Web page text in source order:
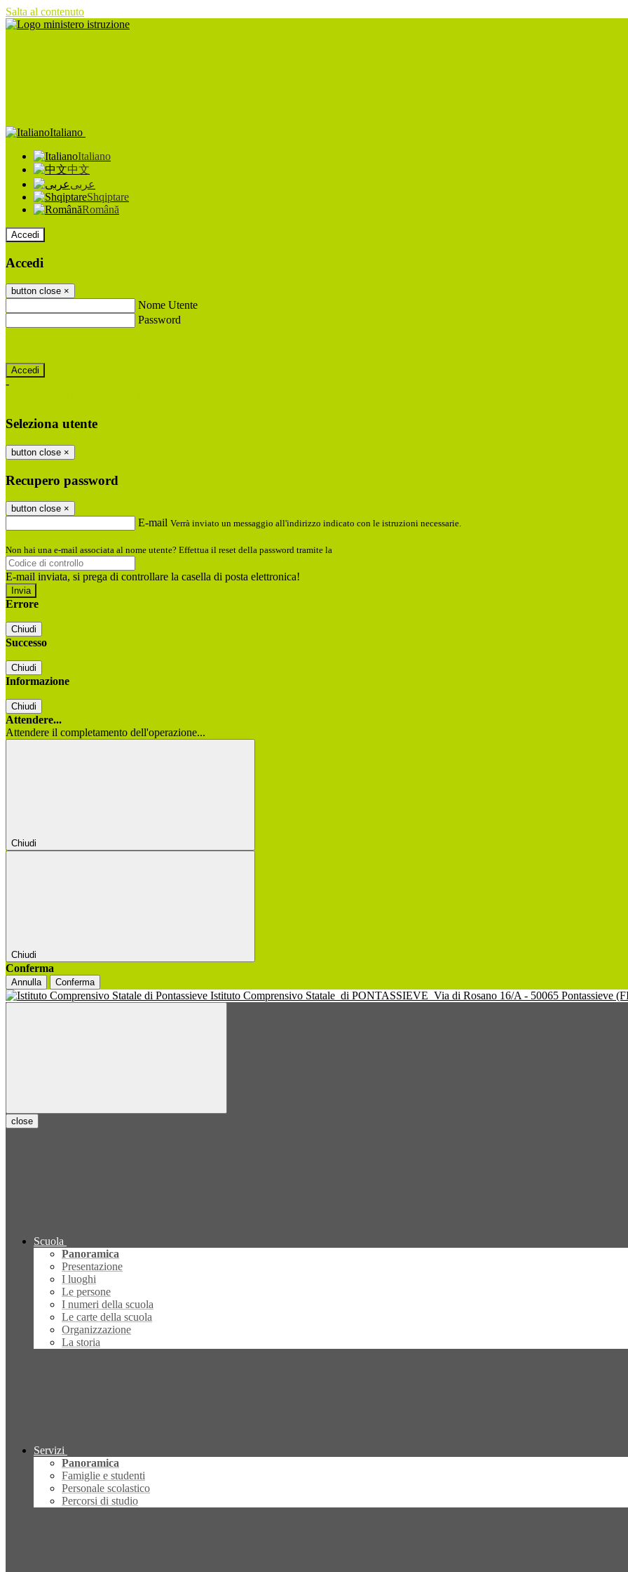
Salta al contenuto
Italiano
Italiano
中文
عربى
Shqiptare
Română
Accedi
Accedi
button close ×
Nome Utente
Password
-
Seleziona utente
button close ×
Recupero password
button close ×
E-mail Verrà inviato un messaggio all'indirizzo indicato con le istruzioni necessarie.
Non hai una e-mail associata al nome utente? Effettua il reset della password tramite la
E-mail inviata, si prega di controllare la casella di posta elettronica!
Errore
Chiudi
Successo
Chiudi
Informazione
Chiudi
Attendere...
Attendere il completamento dell'operazione...
Chiudi
Chiudi
Conferma
Annulla Conferma
Istituto Comprensivo Statale di PONTASSIEVE Via di Rosano 16/A - 50065 Pontassieve
close
Scuola
Panoramica
Presentazione
I luoghi
Le persone
I numeri della scuola
Le carte della scuola
Organizzazione
La storia
Servizi
Panoramica
Famiglie e studenti
Personale scolastico
Percorsi di studio